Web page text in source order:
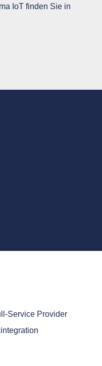
IoT finden Sie in
Service Provider